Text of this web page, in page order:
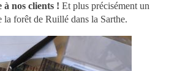
nos clients ! Et plus précisément un
la forêt de Ruillé dans la Sarthe.